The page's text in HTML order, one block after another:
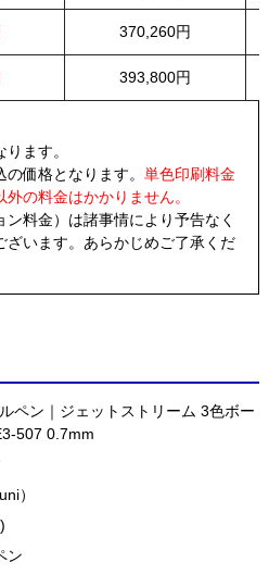
370,260円
393,800円
ます。
価格となります。 単色印刷料金
の料金はかかりません。
ン料金）は諸事情により予告なく
ざいます。あらかじめご了承くだ
ペン｜ジェットストリーム 3色ボー
507 0.7mm
）
ン